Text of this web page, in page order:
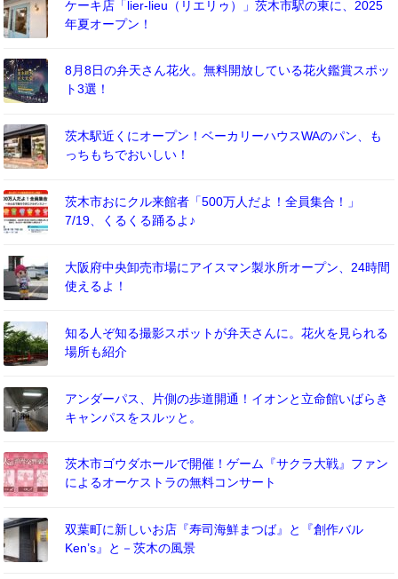
ケーキ店「lier-lieu（リエリゥ）」茨木市駅の東に、2025
年夏オープン！
8月8日の弁天さん花火。無料開放している花火鑑賞スポッ
ト3選！
茨木駅近くにオープン！ベーカリーハウスWAのパン、も
っちもちでおいしい！
茨木市おにクル来館者「500万人だよ！全員集合！」
7/19、くるくる踊るよ♪
大阪府中央卸売市場にアイスマン製氷所オープン、24時間
使えるよ！
知る人ぞ知る撮影スポットが弁天さんに。花火を見られる
場所も紹介
アンダーパス、片側の歩道開通！イオンと立命館いばらき
キャンパスをスルッと。
茨木市ゴウダホールで開催！ゲーム『サクラ大戦』ファン
によるオーケストラの無料コンサート
双葉町に新しいお店『寿司海鮮まつば』と『創作バル
Ken’s』と－茨木の風景